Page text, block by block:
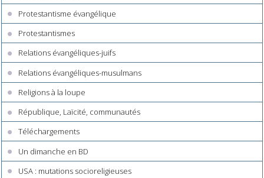
Protestantisme évangélique
Protestantismes
Relations évangéliques-juifs
Relations évangéliques-musulmans
Religions à la loupe
République, Laïcité, communautés
Téléchargements
Un dimanche en BD
USA : mutations socioreligieuses